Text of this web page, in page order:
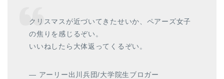
クリスマスが近づいてきたせいか、ペアーズ女子
の焦りを感じるぞい。
いいねしたら大体返ってくるぞい。
— アーリー出川兵団/大学院生ブロガー